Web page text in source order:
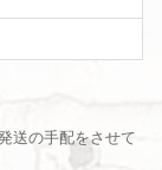
送の手配をさせて